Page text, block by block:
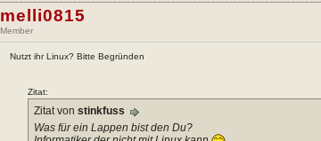
melli0815
Member
Nutzt ihr Linux? Bitte Begründen
Zitat:
Zitat von stinkfuss
Was für ein Lappen bist den Du?